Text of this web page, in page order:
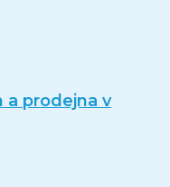
a prodejna v